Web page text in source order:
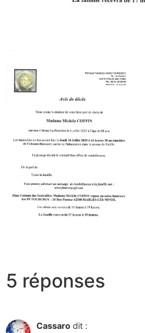
5 réponses
Cassaro dit :